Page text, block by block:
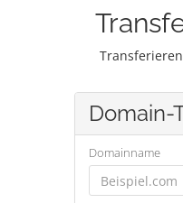
Domain-
Domainname